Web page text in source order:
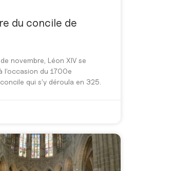
du concile de
novembre, Léon XIV se
l’occasion du 1700e
qui s’y déroula en 325.